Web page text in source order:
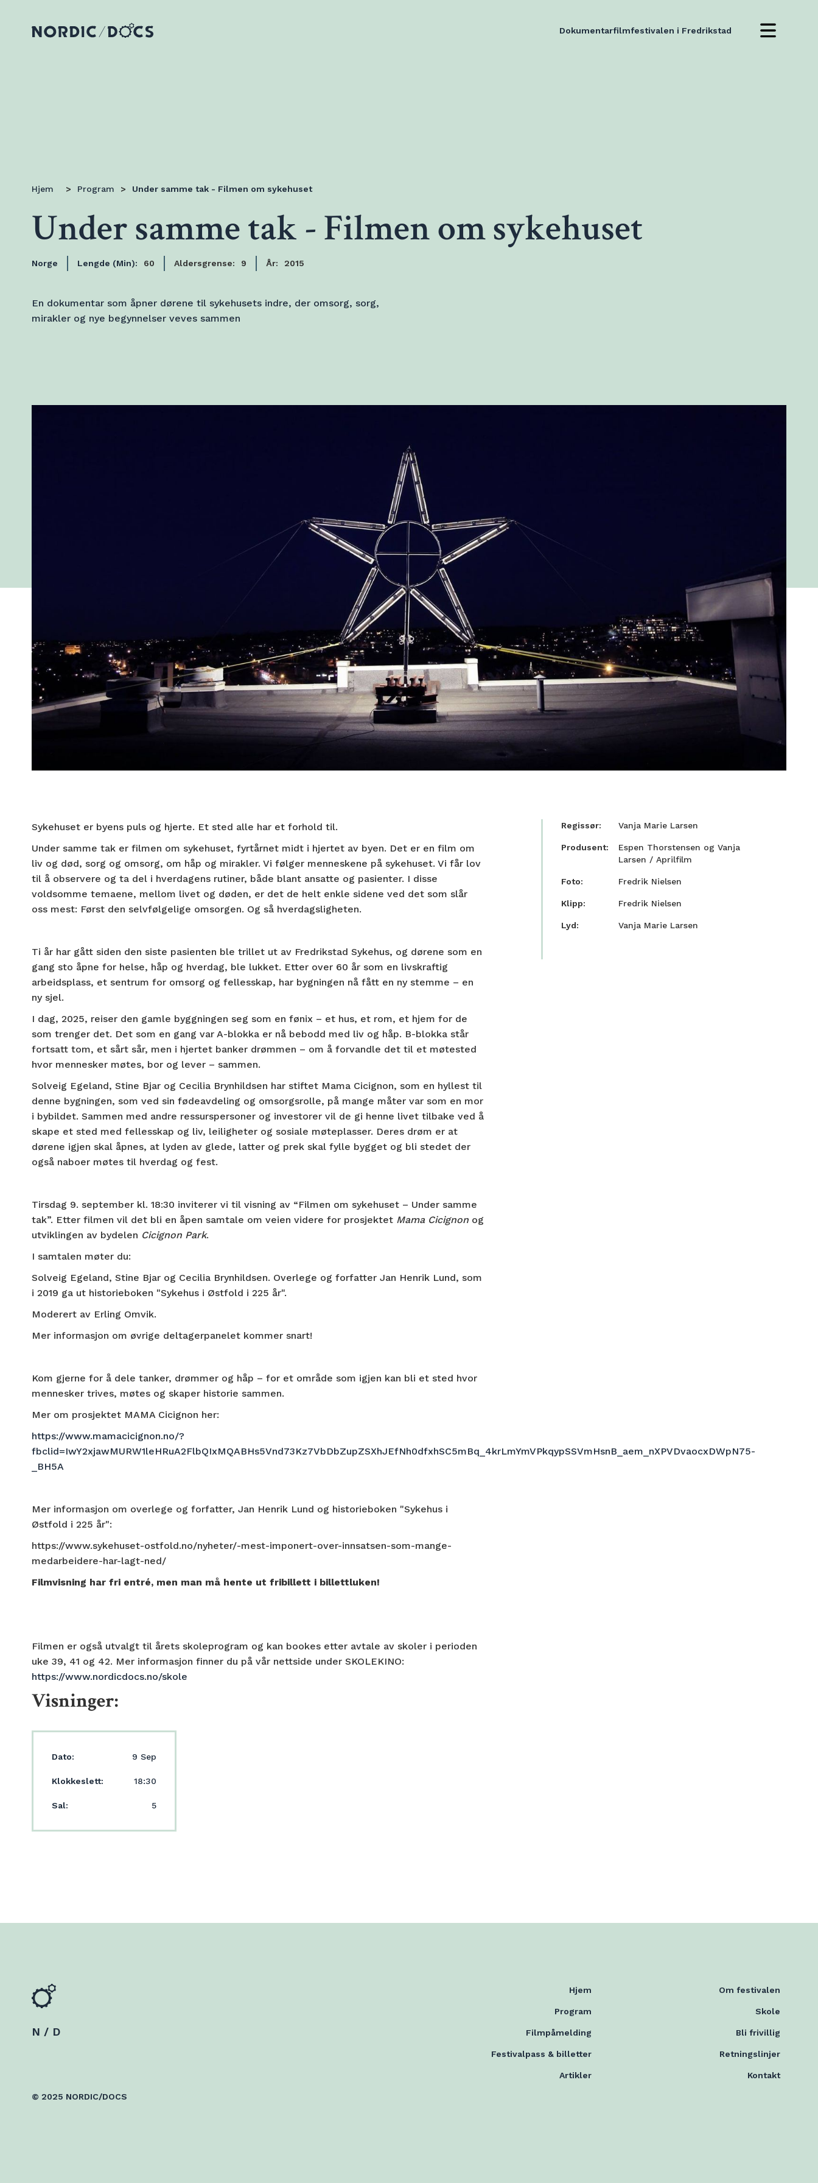
Dokumentarfilmfestivalen i Fredrikstad
Hjem > Program > Under samme tak - Filmen om sykehuset
Under samme tak - Filmen om sykehuset
Norge Lengde (Min): 60 Aldersgrense: 9 År: 2015
En dokumentar som åpner dørene til sykehusets indre, der omsorg, sorg,
mirakler og nye begynnelser veves sammen
Sykehuset er byens puls og hjerte. Et sted alle har et forhold til.
Under samme tak er filmen om sykehuset, fyrtårnet midt i hjertet av byen. Det er en film om
liv og død, sorg og omsorg, om håp og mirakler. Vi følger menneskene på sykehuset. Vi får lov
til å observere og ta del i hverdagens rutiner, både blant ansatte og pasienter. I disse
voldsomme temaene, mellom livet og døden, er det de helt enkle sidene ved det som slår
oss mest: Først den selvfølgelige omsorgen. Og så hverdagsligheten.
Ti år har gått siden den siste pasienten ble trillet ut av Fredrikstad Sykehus, og dørene som en
gang sto åpne for helse, håp og hverdag, ble lukket. Etter over 60 år som en livskraftig
arbeidsplass, et sentrum for omsorg og fellesskap, har bygningen nå fått en ny stemme – en
ny sjel.
I dag, 2025, reiser den gamle byggningen seg som en fønix – et hus, et rom, et hjem for de
som trenger det. Det som en gang var A-blokka er nå bebodd med liv og håp. B-blokka står
fortsatt tom, et sårt sår, men i hjertet banker drømmen – om å forvandle det til et møtested
hvor mennesker møtes, bor og lever – sammen.
Solveig Egeland, Stine Bjar og Cecilia Brynhildsen har stiftet Mama Cicignon, som en hyllest til
denne bygningen, som ved sin fødeavdeling og omsorgsrolle, på mange måter var som en mor
i bybildet. Sammen med andre ressurspersoner og investorer vil de gi henne livet tilbake ved å
skape et sted med fellesskap og liv, leiligheter og sosiale møteplasser. Deres drøm er at
dørene igjen skal åpnes, at lyden av glede, latter og prek skal fylle bygget og bli stedet der
også naboer møtes til hverdag og fest.
Tirsdag 9. september kl. 18:30 inviterer vi til visning av “Filmen om sykehuset – Under samme
tak”. Etter filmen vil det bli en åpen samtale om veien videre for prosjektet Mama Cicignon og
utviklingen av bydelen Cicignon Park.
I samtalen møter du:
Solveig Egeland, Stine Bjar og Cecilia Brynhildsen. Overlege og forfatter Jan Henrik Lund, som
i 2019 ga ut historieboken "Sykehus i Østfold i 225 år".
Moderert av Erling Omvik.
Mer informasjon om øvrige deltagerpanelet kommer snart!
Kom gjerne for å dele tanker, drømmer og håp – for et område som igjen kan bli et sted hvor
mennesker trives, møtes og skaper historie sammen.
Mer om prosjektet MAMA Cicignon her:
https://www.mamacicignon.no/?
fbclid=IwY2xjawMURW1leHRuA2FlbQIxMQABHs5Vnd73Kz7VbDbZupZSXhJEfNh0dfxhSC5mBq_4krLmYmVPkqypSSVmHsnB_aem_nXPVDvaocxDWpN75-
_BH5A
Mer informasjon om overlege og forfatter, Jan Henrik Lund og historieboken "Sykehus i
Østfold i 225 år":
https://www.sykehuset-ostfold.no/nyheter/-mest-imponert-over-innsatsen-som-mange-
medarbeidere-har-lagt-ned/
Filmvisning har fri entré, men man må hente ut fribillett i billettluken!
Filmen er også utvalgt til årets skoleprogram og kan bookes etter avtale av skoler i perioden
uke 39, 41 og 42. Mer informasjon finner du på vår nettside under SKOLEKINO:
https://www.nordicdocs.no/skole
Visninger:
Dato: 9 Sep
Klokkeslett: 18:30
Sal: 5
Regissør: Vanja Marie Larsen
Produsent:
Espen Thorstensen og Vanja
Larsen / Aprilfilm
Foto: Fredrik Nielsen
Klipp: Fredrik Nielsen
Lyd: Vanja Marie Larsen
N / D
Hjem
Program
Filmpåmelding
Festivalpass & billetter
Artikler
Om festivalen
Skole
Bli frivillig
Retningslinjer
Kontakt
© 2025 NORDIC/DOCS